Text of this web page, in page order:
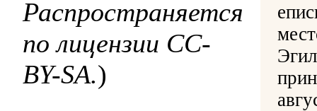
Распространяется
по лицензии CC-
BY-SA.)